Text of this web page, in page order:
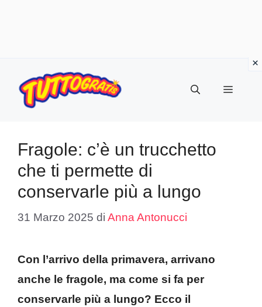
contenuto
Menu
Fragole: c’è un trucchetto
che ti permette di
conservarle più a lungo
31 Marzo 2025 di Anna Antonucci
Con l’arrivo della primavera, arrivano
anche le fragole, ma come si fa per
conservarle più a lungo? Ecco il